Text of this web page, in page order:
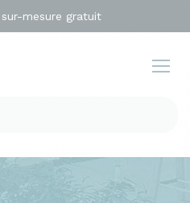
mesure gratuit